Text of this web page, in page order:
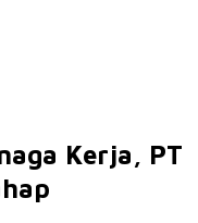
Kerja, PT